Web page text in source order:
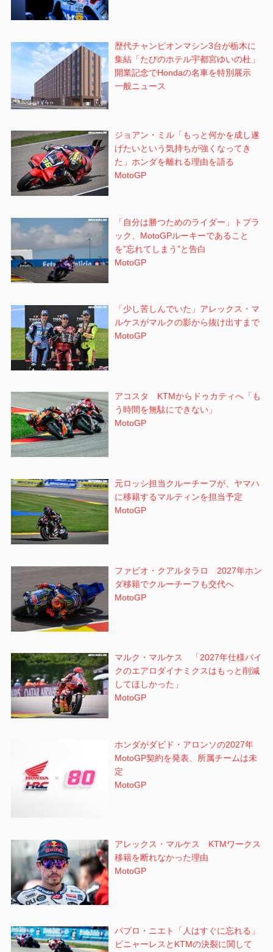
歴代チャンピオンマシン3台が栃木に
集結「たびのホテル宇都宮ゆいの杜」
開業記念でHondaの名車を特別展示
一般ニュース
ジョアン・ミル「もっと何かを成し遂
げたいという気持ちが強くなってき
た」ホンダを離れる理由を語る
MotoGP
「自分は勝つためのライダー」トプラ
ック、MotoGPルーキーであること
を”忘れてしまう”と告白
MotoGP
「少し苦しんでいた」アレックス・マ
ルケスがマルクの影から抜け出すまで
MotoGP
アコスタ KTMからドゥカティへ「も
う時間を無駄にできない」
MotoGP
元ロッシ担当クルーチーフが、ヤマハ
に移籍するマルティンを担当予定
MotoGP
ファビオ・クアルタラロ 2027年ホン
ダ移籍でクルーチーフも交代へ
MotoGP
マルク・マルケス 「2027年仕様バイ
クのエアロダイナミクスはもっと削減
してほしかった」
MotoGP
ホンダがダビド・アロンソの2027年
MotoGP契約を発表、所属チームは未
定
MotoGP
アレックス・マルケス KTMワークス
移籍を断れなかった理由
MotoGP
パブロ・ニエト「人はすぐに忘れる」
ビニャーレスとKTMの決裂に関して